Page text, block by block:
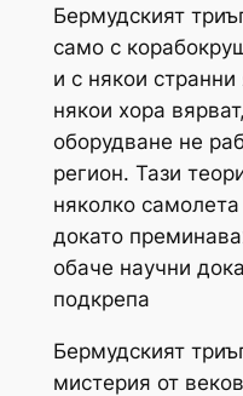
Бермудският
само с
и с някои
някои хора
оборудване не
регион. Тази
няколко
докато
обаче научни
подкрепа
Бермудският
мистерия от